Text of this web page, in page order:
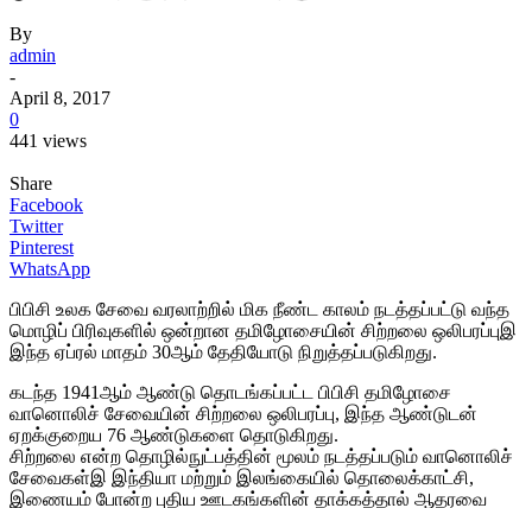
By
admin
-
April 8, 2017
0
441 views
Share
Facebook
Twitter
Pinterest
WhatsApp
பிபிசி உலக சேவை வரலாற்றில் மிக நீண்ட காலம் நடத்தப்பட்டு வந்த
மொழிப் பிரிவுகளில் ஒன்றான தமிழோசையின் சிற்றலை ஒலிபரப்புஇ
இந்த ஏப்ரல் மாதம் 30ஆம் தேதியோடு நிறுத்தப்படுகிறது.
கடந்த 1941ஆம் ஆண்டு தொடங்கப்பட்ட பிபிசி தமிழோசை
வானொலிச் சேவையின் சிற்றலை ஒலிபரப்பு, இந்த ஆண்டுடன்
ஏறக்குறைய 76 ஆண்டுகளை தொடுகிறது.
சிற்றலை என்ற தொழில்நுட்பத்தின் மூலம் நடத்தப்படும் வானொலிச்
சேவைகள்இ இந்தியா மற்றும் இலங்கையில் தொலைக்காட்சி,
இணையம் போன்ற புதிய ஊடகங்களின் தாக்கத்தால் ஆதரவை